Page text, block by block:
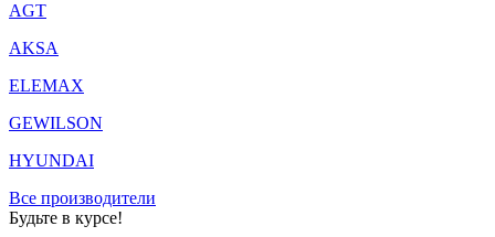
AGT
AKSA
ELEMAX
GEWILSON
HYUNDAI
Все производители
Будьте в курсе!